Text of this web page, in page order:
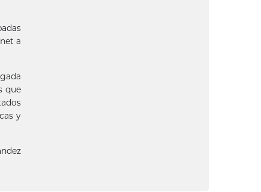
a
que
y